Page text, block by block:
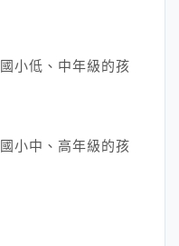
小低、中年級的孩
小中、高年級的孩